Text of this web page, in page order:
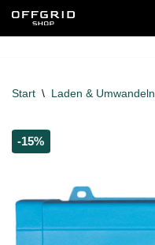
Start \ Laden & Umwandeln
-15%